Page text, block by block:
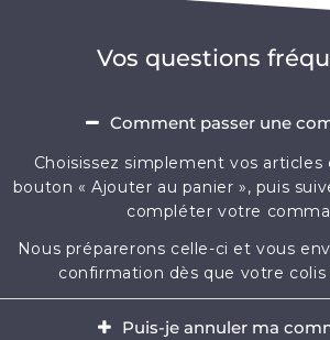
Vos questions
Comment passer une
Choisissez simplement vos articles
bouton « Ajouter au panier », puis
compléter votre
Nous préparerons celle-ci et vous
confirmation dès que votre colis
Puis-je annuler ma